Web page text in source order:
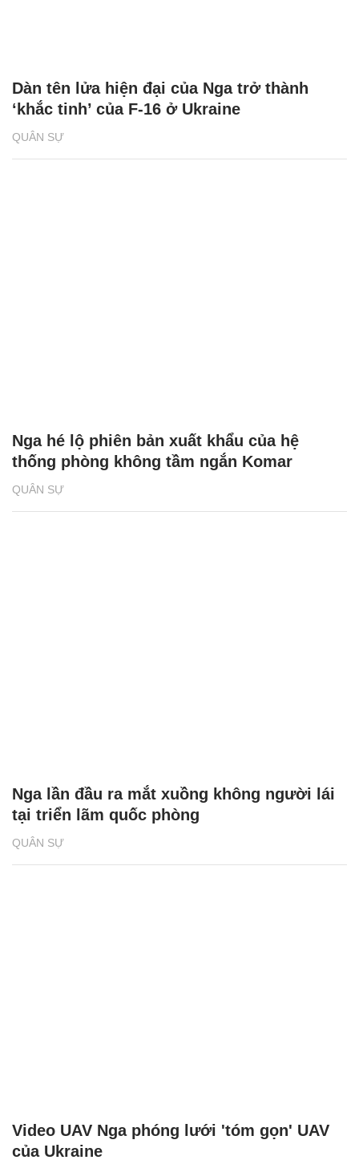
QUÂN SỰ
Dàn tên lửa hiện đại của Nga trở thành
‘khắc tinh’ của F-16 ở Ukraine
QUÂN SỰ
Nga hé lộ phiên bản xuất khẩu của hệ
thống phòng không tầm ngắn Komar
QUÂN SỰ
Nga lần đầu ra mắt xuồng không người lái
tại triển lãm quốc phòng
Video UAV Nga phóng lưới 'tóm gọn' UAV
của Ukraine